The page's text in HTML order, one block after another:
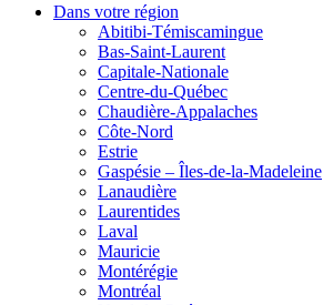
Dans votre région
Abitibi-Témiscamingue
Bas-Saint-Laurent
Capitale-Nationale
Centre-du-Québec
Chaudière-Appalaches
Côte-Nord
Estrie
Gaspésie – Îles-de-la-Madeleine
Lanaudière
Laurentides
Laval
Mauricie
Montérégie
Montréal